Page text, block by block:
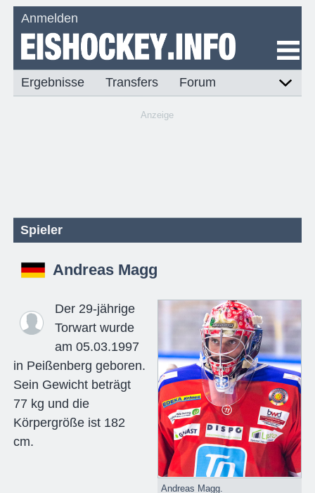
Anmelden
Ergebnisse Transfers Forum
Anzeige
Spieler
Andreas Magg
Andreas Magg.
Der 29-jährige
Torwart wurde
am 05.03.1997
in Peißenberg geboren.
Sein Gewicht beträgt
77 kg und die
Körpergröße ist 182
cm.